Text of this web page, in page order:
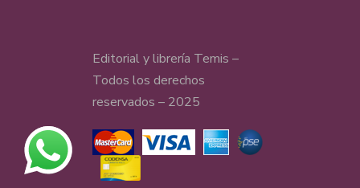
Editorial y librería Temis –
Todos los derechos
reservados – 2025